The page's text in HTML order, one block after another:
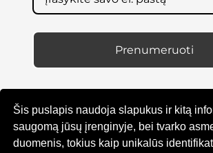
Šis puslapis naudoja slapukus ir kitą
saugomą jūsų įrenginyje, bei tvarko
duomenis, tokius kaip unikalūs
Prenumeruoti